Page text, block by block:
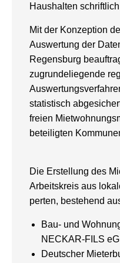
Haushalten
Mit der Konzeption
Auswertung der
Regensburg
zugrundeliegende
statistisch
freien
beteilig­ten
Die Erstellung des
Arbeitskreis aus
perten, bestehend
Bau- und
NECKAR-FILS eG
Deutscher